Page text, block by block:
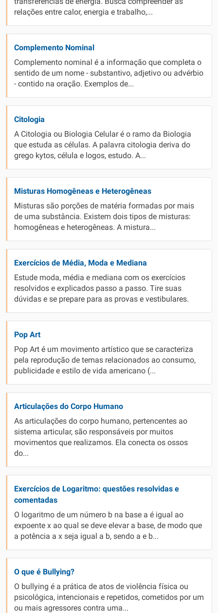
relações entre calor, energia e trabalho,...
Complemento Nominal
Complemento nominal é a informação que completa o
sentido de um nome - substantivo, adjetivo ou advérbio
- contido na oração. Exemplos de...
Citologia
A Citologia ou Biologia Celular é o ramo da Biologia
que estuda as células. A palavra citologia deriva do
grego kytos, célula e logos, estudo. A...
Misturas Homogêneas e Heterogêneas
Misturas são porções de matéria formadas por mais
de uma substância. Existem dois tipos de misturas:
homogêneas e heterogêneas. A mistura...
Exercícios de Média, Moda e Mediana
Estude moda, média e mediana com os exercícios
resolvidos e explicados passo a passo. Tire suas
dúvidas e se prepare para as provas e vestibulares.
Pop Art
Pop Art é um movimento artístico que se caracteriza
pela reprodução de temas relacionados ao consumo,
publicidade e estilo de vida americano (...
Articulações do Corpo Humano
As articulações do corpo humano, pertencentes ao
sistema articular, são responsáveis por muitos
movimentos que realizamos. Ela conecta os ossos
do...
Exercícios de Logaritmo: questões resolvidas e
comentadas
O logaritmo de um número b na base a é igual ao
expoente x ao qual se deve elevar a base, de modo que
a potência a x seja igual a b, sendo a e b...
O que é Bullying?
O bullying é a prática de atos de violência física ou
psicológica, intencionais e repetidos, cometidos por um
ou mais agressores contra uma...